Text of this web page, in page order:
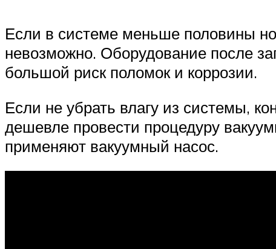
Если в системе меньше половины
невозможно. Оборудование после
большой риск поломок и коррозии.
Если не убрать влагу из системы,
дешевле провести процедуру
применяют вакуумный насос.